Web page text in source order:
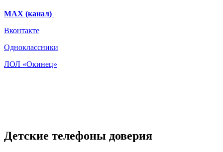
МАХ (канал)
Вконтакте
Одноклассники
ЛОЛ «Окинец»
Детские телефоны доверия